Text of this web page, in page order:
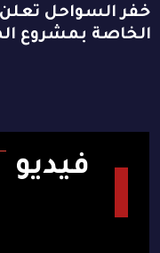
خفر السواحل
الخاصة بمشروع
فيديو